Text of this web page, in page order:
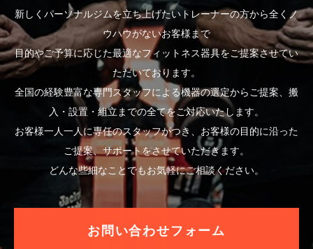
新しくパーソナルジムを立ち上げたいトレーナーの方から全くノ
ウハウがないお客様まで
目的やご予算に応じた最適なフィットネス器具をご提案させてい
ただいております。
全国の経験豊富な専門スタッフによる機器の選定からご提案、搬
入・設置・組立までの全てをご対応いたします。
お客様一人一人に専任のスタッフがつき、お客様の目的に沿った
ご提案、サポートをさせていただきます。
どんな些細なことでもお気軽にご相談ください。
お問い合わせフォーム